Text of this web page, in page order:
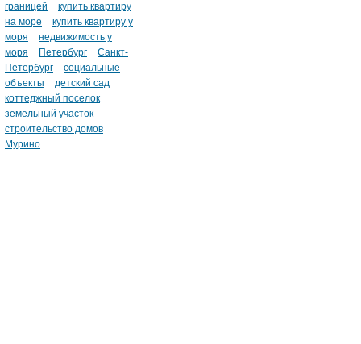
границей
купить квартиру
на море
купить квартиру у
моря
недвижимость у
моря
Петербург
Санкт-
Петербург
социальные
объекты
детский сад
коттеджный поселок
земельный участок
строительство домов
Мурино